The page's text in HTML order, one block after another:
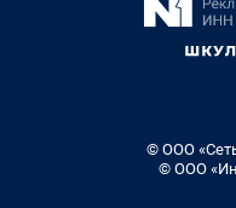
© ООО
© ООО